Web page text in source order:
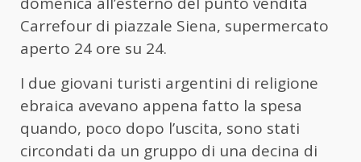
Carrefour di piazzale Siena, supermercato
aperto 24 ore su 24.
I due giovani turisti argentini di religione
ebraica avevano appena fatto la spesa
quando, poco dopo l’uscita, sono stati
circondati da un gruppo di una decina di